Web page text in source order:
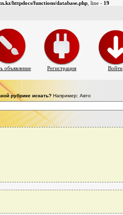
httpdocs/functions/database.php , line - 19
объявление
Регистрация Войти
рубрике искать?Например: Авто